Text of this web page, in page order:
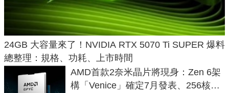
24GB 大容量來了！NVIDIA RTX 5070 Ti SUPER 爆料
總整理：規格、功耗、上市時間
AMD首款2奈米晶片將現身：Zen 6架
構「Venice」確定7月發表、256核心